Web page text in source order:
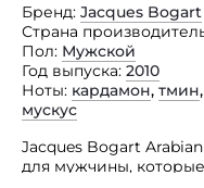
Бренд Jacques Bogart
Страна
Пол Мужской
Год выпуска 2010
Ноты кардамон, тмин,
мускус
Jacques Bogart
для мужчины,